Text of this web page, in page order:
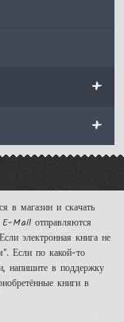
+
+
в магазин и скачать
Mail отправляются
электронная книга не
Если по какой-то
напишите в поддержку
книги в